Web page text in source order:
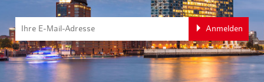
Anmelden